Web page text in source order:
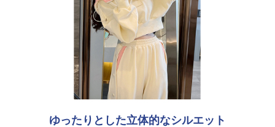
ゆったりとした立体的なシルエット